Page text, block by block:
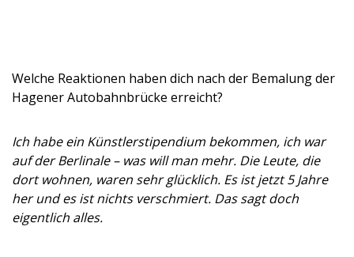
Welche Reaktionen haben dich nach der Bemalung der
Hagener Autobahnbrücke erreicht?
Ich habe ein Künstlerstipendium bekommen, ich war
auf der Berlinale – was will man mehr. Die Leute, die
dort wohnen, waren sehr glücklich. Es ist jetzt 5 Jahre
her und es ist nichts verschmiert. Das sagt doch
eigentlich alles.